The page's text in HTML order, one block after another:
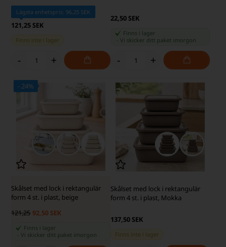
Lägsta enhetspris: 96,25 SEK
121,25 SEK
Finns inte i lager
- +
22,50 SEK
Finns i lager
Vi skicker ditt paket imorgon
- +
- 24%
Skålset med lock i rektangulär
form 4 st. i plast, beige
121,25 92,50 SEK
Finns i lager
-Vi skicker ditt paket imorgon
Skålset med lock i rektangulär
form 4 st. i plast, Mokka
137,50 SEK
Finns inte i lager